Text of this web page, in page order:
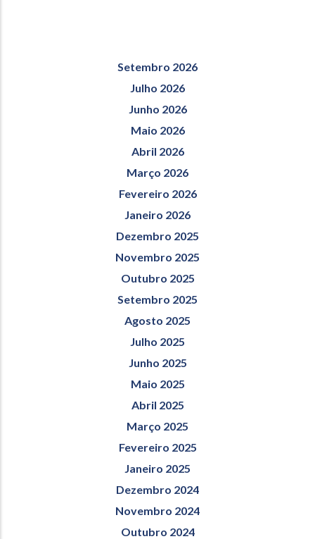
Setembro 2026
Julho 2026
Junho 2026
Maio 2026
Abril 2026
Março 2026
Fevereiro 2026
Janeiro 2026
Dezembro 2025
Novembro 2025
Outubro 2025
Setembro 2025
Agosto 2025
Julho 2025
Junho 2025
Maio 2025
Abril 2025
Março 2025
Fevereiro 2025
Janeiro 2025
Dezembro 2024
Novembro 2024
Outubro 2024